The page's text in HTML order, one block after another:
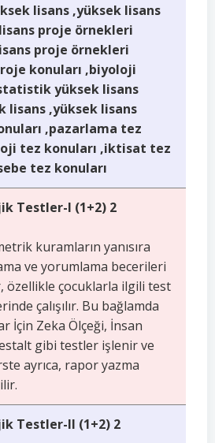
lisans ,yüksek lisans
proje örnekleri
proje örnekleri
konuları ,biyoloji
yüksek lisans
lisans ,yüksek lisans
,pazarlama tez
tez konuları ,iktisat tez
tez konuları
Testler-I (1+2) 2
kuramların yanısıra
ve yorumlama becerileri
özellikle çocuklarla ilgili test
çalışılır. Bu bağlamda
İçin Zeka Ölçeği, İnsan
gibi testler işlenir ve
ayrıca, rapor yazma
Testler-II (1+2) 2